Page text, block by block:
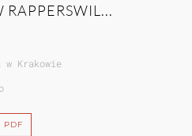
Krakowie
PDF